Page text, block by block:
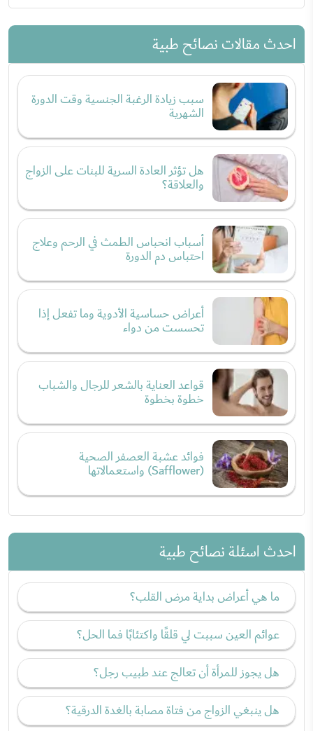
احدث مقالات نصائح طبية
سبب زيادة الرغبة الجنسية وقت الدورة
الشهرية
هل تؤثر العادة السرية للبنات على الزواج
والعلاقة؟
أسباب انحباس الطمث في الرحم وعلاج
احتباس دم الدورة
أعراض حساسية الأدوية وما تفعل إذا
تحسست من دواء
قواعد العناية بالشعر للرجال والشباب
خطوة بخطوة
فوائد عشبة العصفر الصحية
(Safflower) واستعمالاتها
احدث اسئلة نصائح طبية
ما هي أعراض بداية مرض القلب؟
عوائم العين سببت لي قلقًا واكتئابًا فما الحل؟
هل يجوز للمرأة أن تعالج عند طبيب رجل؟
هل ينبغي الزواج من فتاة مصابة بالغدة الدرقية؟